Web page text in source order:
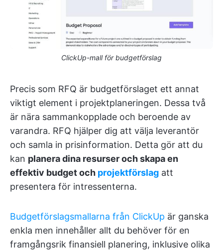
ClickUp-mall för budgetförslag
Precis som RFQ är budgetförslaget ett annat
viktigt element i projektplaneringen. Dessa två
är nära sammankopplade och beroende av
varandra. RFQ hjälper dig att välja leverantör
och samla in prisinformation. Detta gör att du
kan planera dina resurser och skapa en
effektiv budget och projektförslag att
presentera för intressenterna.
Budgetförslagsmallarna från ClickUp är ganska
enkla men innehåller allt du behöver för en
framgångsrik finansiell planering, inklusive olika